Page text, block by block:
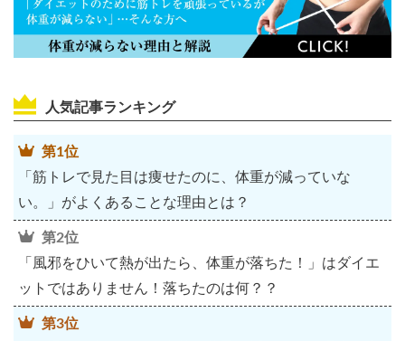
人気記事ランキング
第1位
「筋トレで見た目は痩せたのに、体重が減っていな
い。」がよくあることな理由とは？
第2位
「風邪をひいて熱が出たら、体重が落ちた！」はダイエ
ットではありません！落ちたのは何？？
第3位